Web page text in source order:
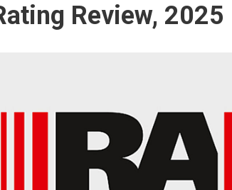
Review, 2025